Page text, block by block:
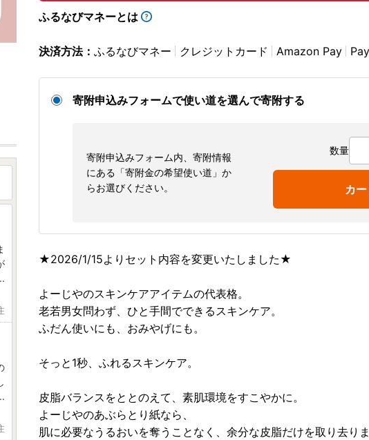
ふるなびマネーとは
決済方法： ふるなびマネー クレジットカード Amazon Pay
寄附申込みフォームで使い道を選んで寄附する
寄附申込みフォーム内、寄附情報
にある「寄附金の希望使い道」か
らお選びください。
数量
カ
★2026/1/15よりセット内容を変更いたしました★
よーじやのスキンケアアイテムの代表格。
老若男女問わず、ひと手間でできるスキンケア。
ふだん使いにも、おみやげにも。
そっと1秒、ふれるスキンケア。
皮脂バランスをととのえて、素肌環境をすこやかに。
よーじやのあぶらとり紙なら、
肌に必要なうるおいを奪うことなく、余分な皮脂だけを取り去りま